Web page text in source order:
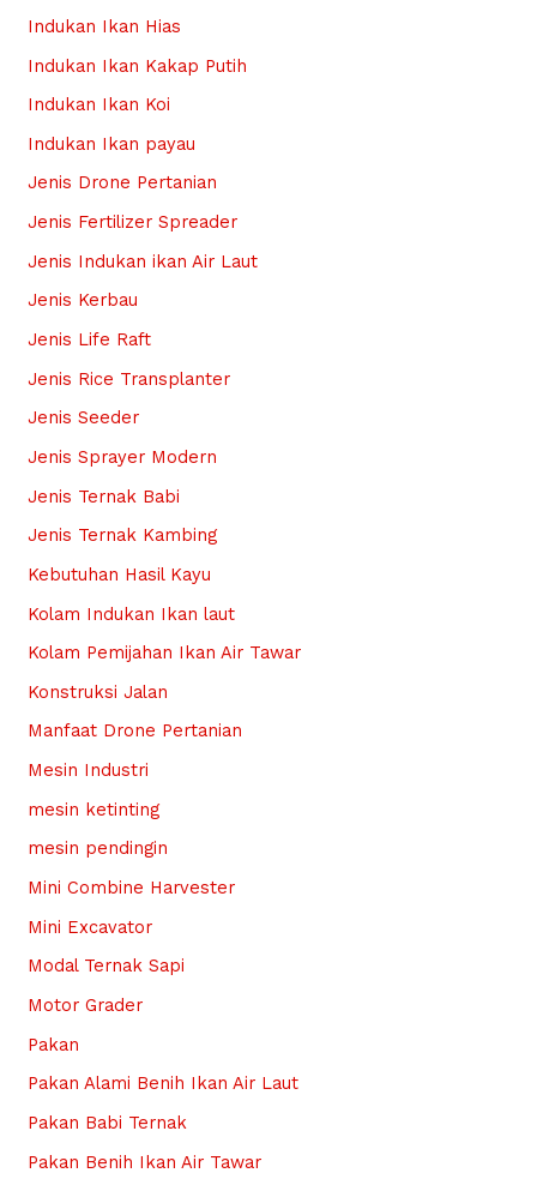
Indukan Ikan Hias
Indukan Ikan Kakap Putih
Indukan Ikan Koi
Indukan Ikan payau
Jenis Drone Pertanian
Jenis Fertilizer Spreader
Jenis Indukan ikan Air Laut
Jenis Kerbau
Jenis Life Raft
Jenis Rice Transplanter
Jenis Seeder
Jenis Sprayer Modern
Jenis Ternak Babi
Jenis Ternak Kambing
Kebutuhan Hasil Kayu
Kolam Indukan Ikan laut
Kolam Pemijahan Ikan Air Tawar
Konstruksi Jalan
Manfaat Drone Pertanian
Mesin Industri
mesin ketinting
mesin pendingin
Mini Combine Harvester
Mini Excavator
Modal Ternak Sapi
Motor Grader
Pakan
Pakan Alami Benih Ikan Air Laut
Pakan Babi Ternak
Pakan Benih Ikan Air Tawar